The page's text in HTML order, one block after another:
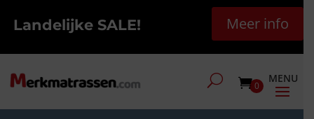
Landelijke SALE! Meer info
0